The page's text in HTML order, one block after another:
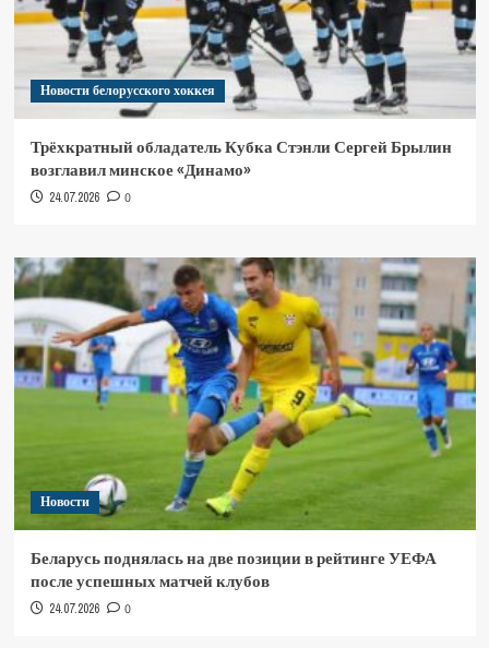
Новости белорусского хоккея
Трёхкратный обладатель Кубка Стэнли Сергей Брылин
возглавил минское «Динамо»
24.07.2026 0
Новости
Беларусь поднялась на две позиции в рейтинге УЕФА
после успешных матчей клубов
24.07.2026 0